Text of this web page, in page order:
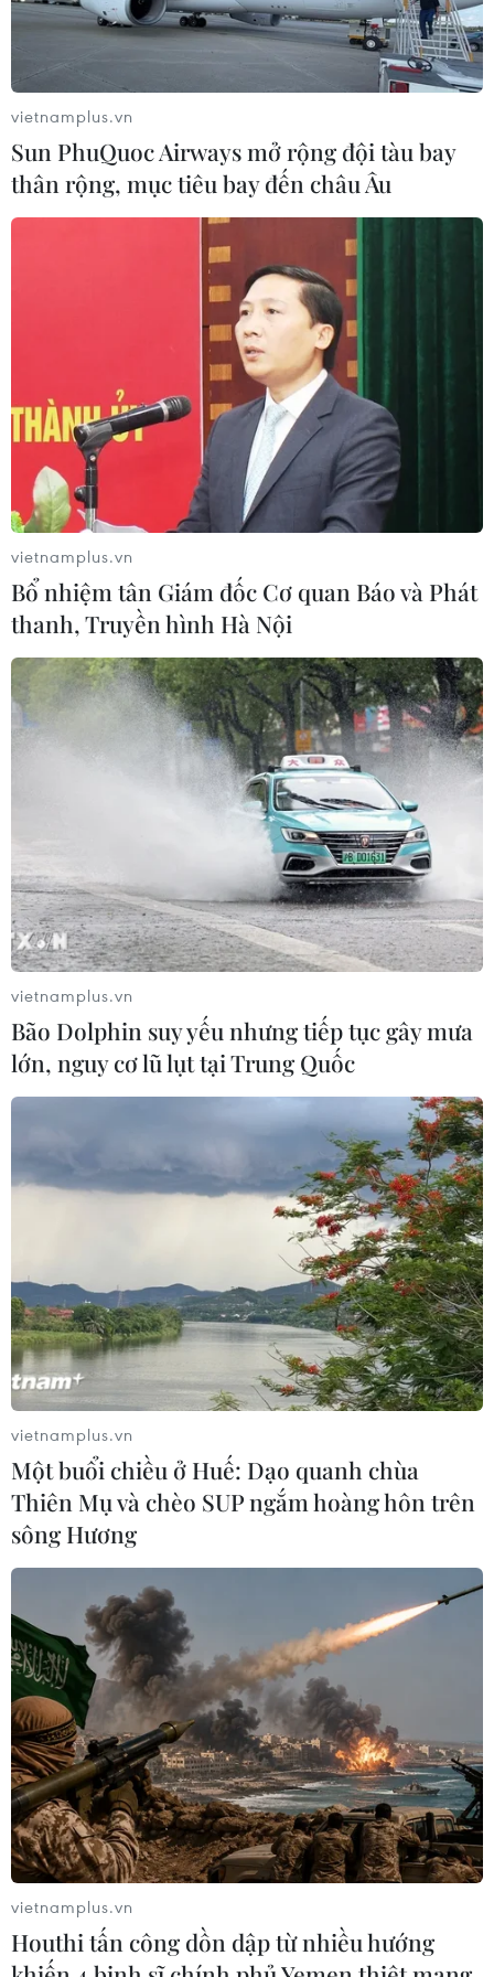
Đánh bom nhằm vào điểm đăng ký bầu cử
Một vụ đánh bom nhằm vào địa điểm đăng ký bầu cử
ở Afghanistan đã khiến ít nhất 6 người bị thương, trong
đó có 1 trẻ em.
vietnamplus.vn
Sun PhuQuoc Airways mở rộng đội tàu bay
thân rộng, mục tiêu bay đến châu Âu
vietnamplus.vn
Bổ nhiệm tân Giám đốc Cơ quan Báo và Phát
thanh, Truyền hình Hà Nội
vietnamplus.vn
Bão Dolphin suy yếu nhưng tiếp tục gây mưa
lớn, nguy cơ lũ lụt tại Trung Quốc
vietnamplus.vn
Một buổi chiều ở Huế: Dạo quanh chùa
Thiên Mụ và chèo SUP ngắm hoàng hôn trên
sông Hương
vietnamplus.vn
Houthi tấn công dồn dập từ nhiều hướng